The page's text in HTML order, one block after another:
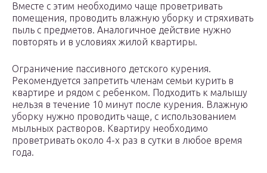
Вместе с этим необходимо чаще проветривать
помещения, проводить влажную уборку и стряхивать
пыль с предметов. Аналогичное действие нужно
повторять и в условиях жилой квартиры.
Ограничение пассивного детского курения.
Рекомендуется запретить членам семьи курить в
квартире и рядом с ребенком. Подходить к малышу
нельзя в течение 10 минут после курения. Влажную
уборку нужно проводить чаще, с использованием
мыльных растворов. Квартиру необходимо
проветривать около 4-х раз в сутки в любое время
года.